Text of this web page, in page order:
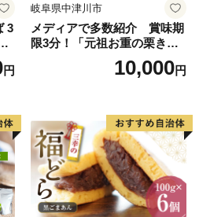
3
円
岐阜県中津川市
メディアで多数紹介 賞味期
限3分！「元祖お重の栗きん
とんモンブラン」 【未来の
ご褒美】スイーツ 栗 モンブ
子 菓子 F4N-2298
10,000円